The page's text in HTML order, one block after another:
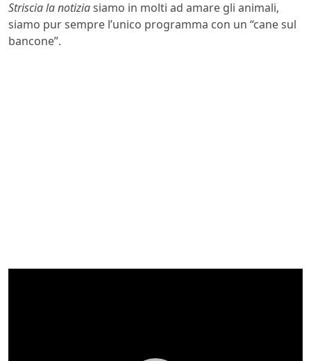
Striscia la notiziasiamo in molti ad amare gli animali,
siamo pur sempre l’unico programma con un “cane sul
bancone”.